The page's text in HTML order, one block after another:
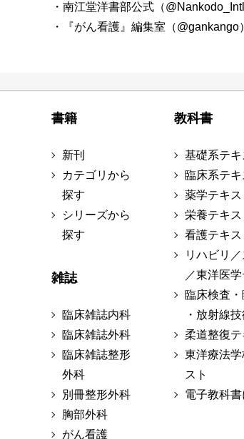
・南江堂洋書部公式（@Nankodo_Intl
・『がん看護』編集室（@gankango）
書籍
新刊
カテゴリから
探す
シリーズから
探す
雑誌
臨床雑誌内科
臨床雑誌外科
臨床雑誌整形
外科
別冊整形外科
胸部外科
がん看護
教科書
基礎系テキ
臨床系テキ
薬学テキス
栄養テキス
看護テキス
リハビリ
／東洋医
臨床検査
・放射線
柔道整復テ
東洋療法
スト
電子教科